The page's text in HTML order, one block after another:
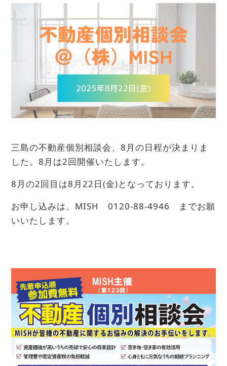
三島の不動産個別相談会、8月の日程が決まりま
した。8月は2回開催いたします。
8月の2回目は8月22日(金)となっております。
お申し込みは、MISH 0120-88-4946 までお願
いいたします。